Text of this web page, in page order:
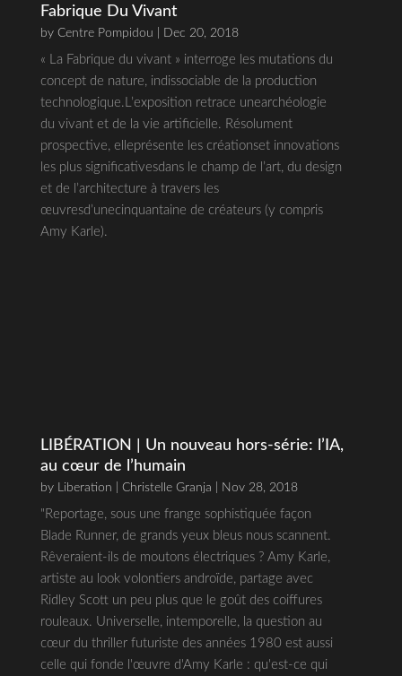
Fabrique Du Vivant
by Centre Pompidou | Dec 20, 2018
« La Fabrique du vivant » interroge les mutations du
concept de nature, indissociable de la production
technologique.L’exposition retrace unearchéologie
du vivant et de la vie artificielle. Résolument
prospective, elleprésente les créationset innovations
les plus significativesdans le champ de l’art, du design
et de l’architecture à travers les
œuvresd’unecinquantaine de créateurs (y compris
Amy Karle).
LIBÉRATION | Un nouveau hors-série: l’IA,
au cœur de l’humain
by Liberation | Christelle Granja | Nov 28, 2018
"Reportage, sous une frange sophistiquée façon
Blade Runner, de grands yeux bleus nous scannent.
Rêveraient-ils de moutons électriques ? Amy Karle,
artiste au look volontiers androïde, partage avec
Ridley Scott un peu plus que le goût des coiffures
rouleaux. Universelle, intemporelle, la question au
cœur du thriller futuriste des années 1980 est aussi
celle qui fonde l'œuvre d'Amy Karle : qu'est-ce qui